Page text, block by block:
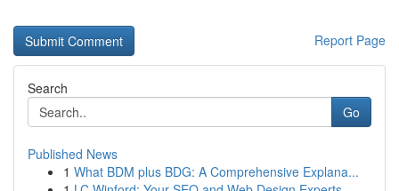
Report Page
Search
Go
Published News
1 What BDM plus BDG: A Comprehensive Explana...